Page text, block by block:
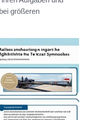
größeren